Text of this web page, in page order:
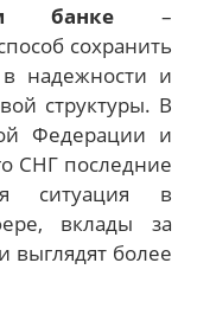
банке –
сохранить
надежности и
структуры. В
Федерации и
СНГ последние
ситуация в
вклады за
выглядят более